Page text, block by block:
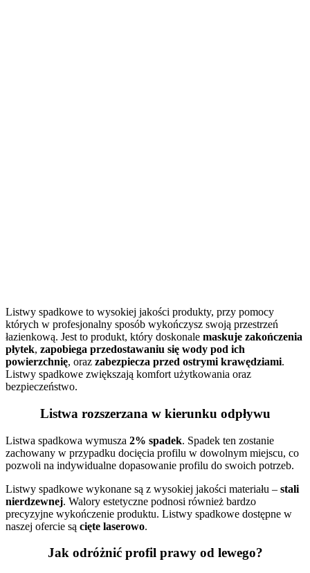
Listwy spadkowe to wysokiej jakości produkty, przy pomocy
których w profesjonalny sposób wykończysz swoją przestrzeń
łazienkową. Jest to produkt, który doskonale maskuje zakończenia
płytek, zapobiega przedostawaniu się wody pod ich
powierzchnię, oraz zabezpiecza przed ostrymi krawędziami.
Listwy spadkowe zwiększają komfort użytkowania oraz
bezpieczeństwo.
Listwa rozszerzana w kierunku odpływu
Listwa spadkowa wymusza 2% spadek. Spadek ten zostanie
zachowany w przypadku docięcia profilu w dowolnym miejscu, co
pozwoli na indywidualne dopasowanie profilu do swoich potrzeb.
Listwy spadkowe wykonane są z wysokiej jakości materiału – stali
nierdzewnej. Walory estetyczne podnosi również bardzo
precyzyjne wykończenie produktu. Listwy spadkowe dostępne w
naszej ofercie są cięte laserowo.
Jak odróżnić profil prawy od lewego?